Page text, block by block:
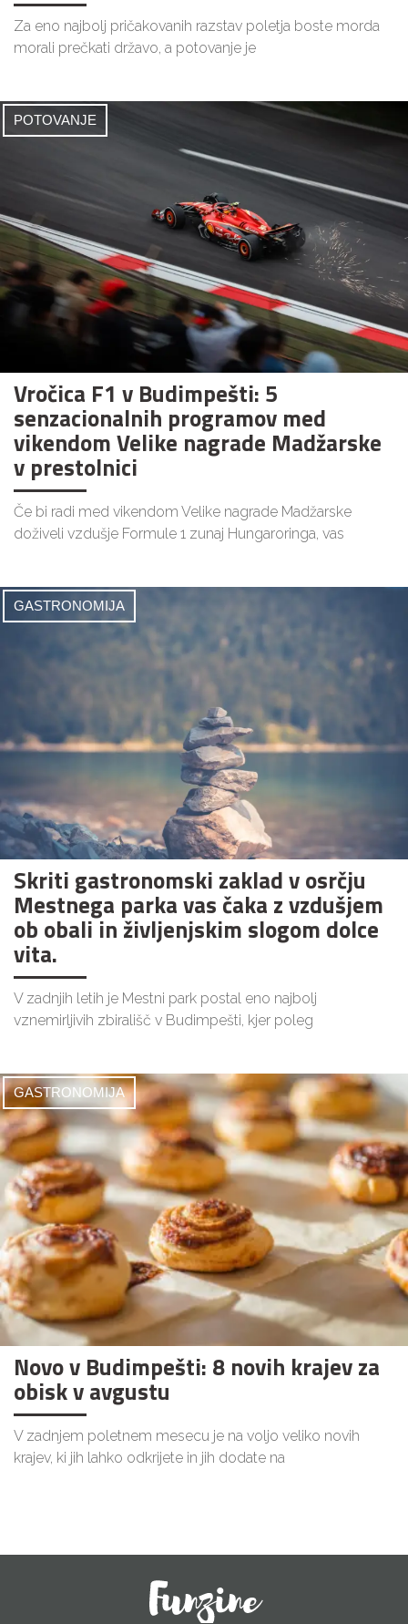
Za eno najbolj pričakovanih razstav poletja boste morda
morali prečkati državo, a potovanje je
POTOVANJE
Vročica F1 v Budimpešti: 5
senzacionalnih programov med
vikendom Velike nagrade Madžarske
v prestolnici
Če bi radi med vikendom Velike nagrade Madžarske
doživeli vzdušje Formule 1 zunaj Hungaroringa, vas
GASTRONOMIJA
Skriti gastronomski zaklad v osrčju
Mestnega parka vas čaka z vzdušjem
ob obali in življenjskim slogom dolce
vita.
V zadnjih letih je Mestni park postal eno najbolj
vznemirljivih zbirališč v Budimpešti, kjer poleg
GASTRONOMIJA
Novo v Budimpešti: 8 novih krajev za
obisk v avgustu
V zadnjem poletnem mesecu je na voljo veliko novih
krajev, ki jih lahko odkrijete in jih dodate na